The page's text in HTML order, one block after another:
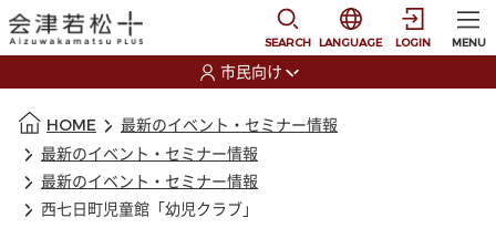
SEARCH
選択すると言語の切
LANGUAGE LOGIN MENU
市民向け
HOME
最新のイベント・セミナー情報
最新のイベント・セミナー情報
最新のイベント・セミナー情報
西七日町児童館「幼児クラブ」